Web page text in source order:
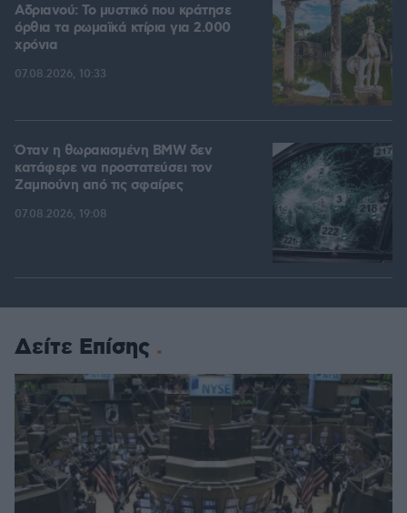
Αδριανού: Το μυστικό που κράτησε
όρθια τα ρωμαϊκά κτίρια για 2.000
χρόνια
07.08.2026, 10:33
Όταν η θωρακισμένη BMW δεν
κατάφερε να προστατεύσει τον
Ζαμπούνη από τις σφαίρες
07.08.2026, 19:08
Δείτε Επίσης